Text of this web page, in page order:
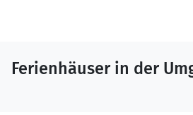
Ferienhäuser in der